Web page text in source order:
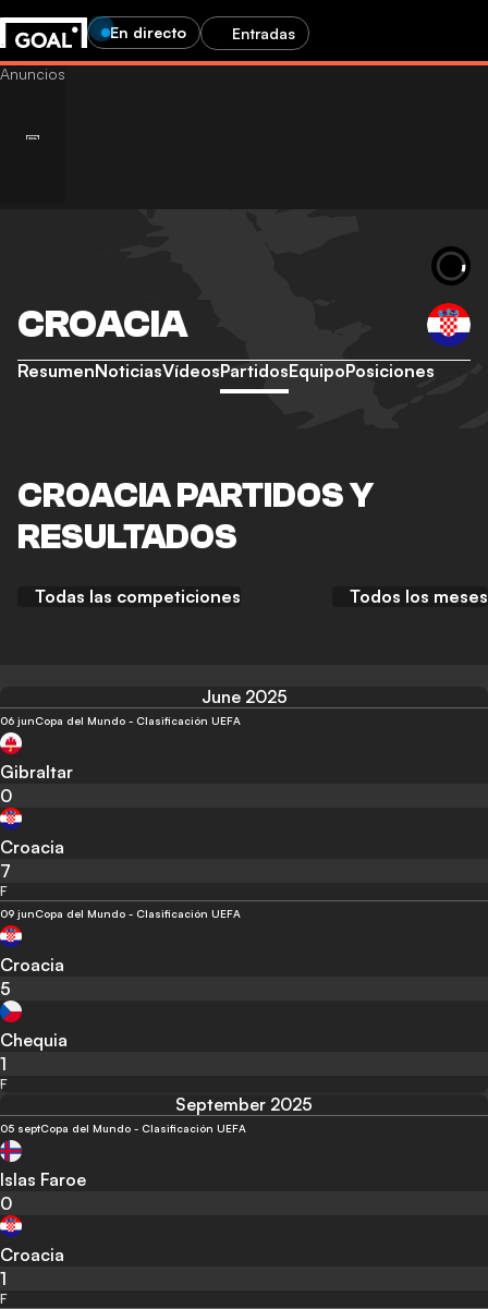
En directo Entradas
CROACIA
ResumenNoticiasVídeosPartidosEquipoPosiciones
CROACIA PARTIDOS Y
RESULTADOS
Todas las competiciones Todos los meses
June 2025
06 junCopa del Mundo - Clasificación UEFA
Gibraltar
0
Croacia
7
F
09 junCopa del Mundo - Clasificación UEFA
Croacia
5
Chequia
1
F
September 2025
05 septCopa del Mundo - Clasificación UEFA
Islas Faroe
0
Croacia
1
F